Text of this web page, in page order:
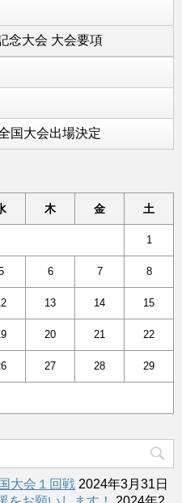
念大会 大会要項
国大会出場決定
木 金 土
1
6 7 8
13 14 15
20 21 22
27 28 29
大会１回戦 2024年3月31日